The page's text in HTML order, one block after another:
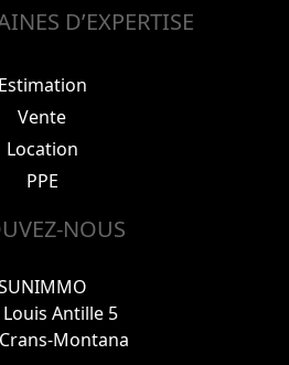
D’EXPERTISE
Estimation
Vente
Location
PPE
NOUS
Louis Antille 5
Montana